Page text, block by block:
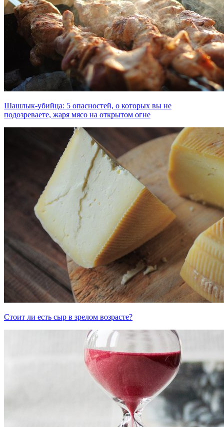
Шашлык-убийца: 5 опасностей, о которых вы не
подозреваете, жаря мясо на открытом огне
Стоит ли есть сыр в зрелом возрасте?